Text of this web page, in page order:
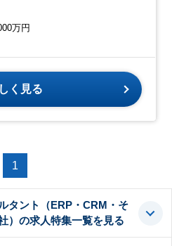
万円
く見る
1
タント（ERP・CRM・そ
）の求人特集一覧を見る